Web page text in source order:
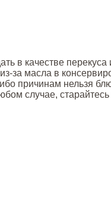
в качестве перекуса
за масла в
причинам нельзя
случае,